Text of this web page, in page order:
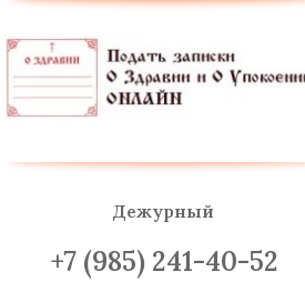
Дежурный
+7 (985) 241-40-52